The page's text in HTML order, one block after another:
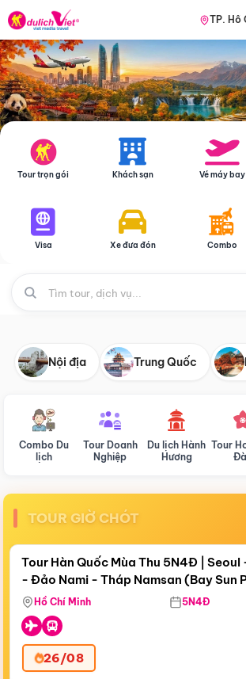
TP. Hồ
Tour trọn gói Khách sạn Vé máy bay
Visa Xe đưa đón Combo
Nội địa Trung Quốc
Combo Du
lịch
Tour Doanh
Nghiệp
Du lịch Hành
Hương
Tour
TOUR GIỜ CHÓT
Còn18 ngày 00:58:15
Bay Sun Phuquoc Airways
Tour Hàn Quốc Mùa Thu 5N4Đ | Seoul
- Đảo Nami - Tháp Namsan (Bay Sun
Airways)
Hồ Chí Minh 5N4Đ
26/08